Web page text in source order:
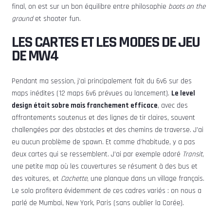
final, on est sur un bon équilibre entre philosophie boots on the
groundet shooter fun.
LES CARTES ET LES MODES DE JEU
DE MW4
Pendant ma session, j’ai principalement fait du 6v6 sur des
maps inédites (12 maps 6v6 prévues au lancement). Le level
design était sobre mais franchement efficace, avec des
affrontements soutenus et des lignes de tir claires, souvent
challengées par des obstacles et des chemins de traverse. J’ai
eu aucun problème de spawn. Et comme d’habitude, y a pas
deux cartes qui se ressemblent. J’ai par exemple adoré Transit,
une petite map où les couvertures se résument à des bus et
des voitures, et Cachette, une planque dans un village français.
Le solo profitera évidemment de ces cadres variés : on nous a
parlé de Mumbai, New York, Paris (sans oublier la Corée).